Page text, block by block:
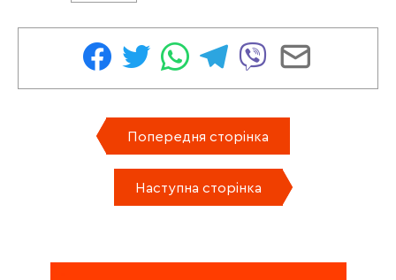
Попередня сторінка
Наступна сторінка